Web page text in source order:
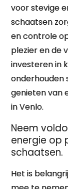
voor stevige
schaatsen
en controle
plezier en de
investeren in
onderhouden
genieten van
in Venlo.
Neem
energie op
schaatsen.
Het is